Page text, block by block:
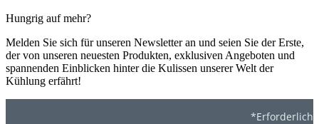
Hungrig auf mehr?
Melden Sie sich für unseren Newsletter an und seien Sie der Erste,
der von unseren neuesten Produkten, exklusiven Angeboten und
spannenden Einblicken hinter die Kulissen unserer Welt der
Kühlung erfährt!
*Erforderlich